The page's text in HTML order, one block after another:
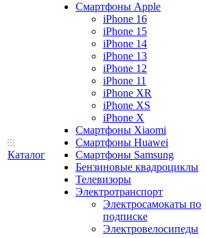
Каталог
Смартфоны Apple
iPhone 16
iPhone 15
iPhone 14
iPhone 13
iPhone 12
iPhone 11
iPhone XR
iPhone XS
iPhone X
Смартфоны Xiaomi
Смартфоны Huawei
Смартфоны Samsung
Бензиновые квадроциклы
Телевизоры
Электротранспорт
Электросамокаты по
подписке
Электровелосипеды